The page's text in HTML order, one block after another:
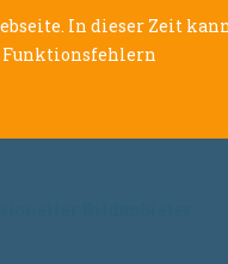
In dieser Zeit
Funktionsfehlern